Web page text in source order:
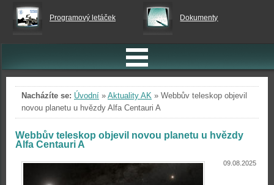
Programový letáček Dokumenty
Nacházíte se: Úvodní » Aktuality AK » Webbův teleskop objevil
novou planetu u hvězdy Alfa Centauri A
Webbův teleskop objevil novou planetu u hvězdy
Alfa Centauri A
09.08.2025